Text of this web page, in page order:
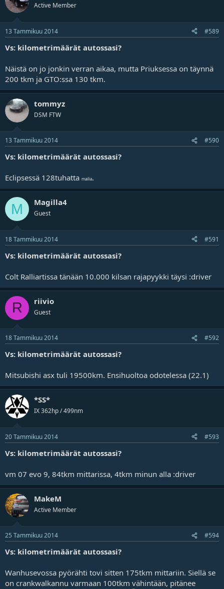
Active Member
13 Tammikuu 2014 #589
Vs: kilometrimäärät autossasi?
Näistä on jo jonkin verran aikaa, mutta Priuksessa on täynnä
200 tkm ja GTO:ssa 130 tkm.
tommyz
DSM FTW
13 Tammikuu 2014 #590
Vs: kilometrimäärät autossasi?
Eclipsessä 128tuhatta mailia.
M Magilla4
Guest
18 Tammikuu 2014 #591
Vs: kilometrimäärät autossasi?
Colt Ralliartissa tänään 10.000 kilsan rajapyykki täysi :driver
R riivio
Guest
18 Tammikuu 2014 #592
Vs: kilometrimäärät autossasi?
Mitsubishi asx tuli 19500km. Ensihuoltoa odotelessa (22.1)
*SS*
IX 362hp / 499nm
20 Tammikuu 2014 #593
Vs: kilometrimäärät autossasi?
vm 07 evo 9, 84tkm mittarissa, 4tkm minun alla :driver
MakeM
Active Member
25 Tammikuu 2014 #594
Vs: kilometrimäärät autossasi?
Wanhusevossa pyörähti tovi sitten 175tkm mittariin. Siellä se
on crankwalkannu varmaan 100tkm vähintään, pitänee